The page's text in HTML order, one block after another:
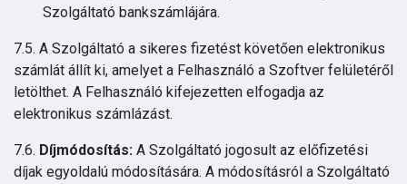
Szolgáltató bankszámlájára.
7.5. A Szolgáltató a sikeres fizetést követően elektronikus
számlát állít ki, amelyet a Felhasználó a Szoftver felületéről
letölthet. A Felhasználó kifejezetten elfogadja az
elektronikus számlázást.
7.6. Díjmódosítás: A Szolgáltató jogosult az előfizetési
díjak egyoldalú módosítására. A módosításról a Szolgáltató